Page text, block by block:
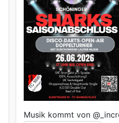
Musik kommt von